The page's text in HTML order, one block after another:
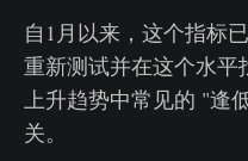
自1月以来，这个指标
重新测试并在这个水
上升趋势中常见的 "逢
关。